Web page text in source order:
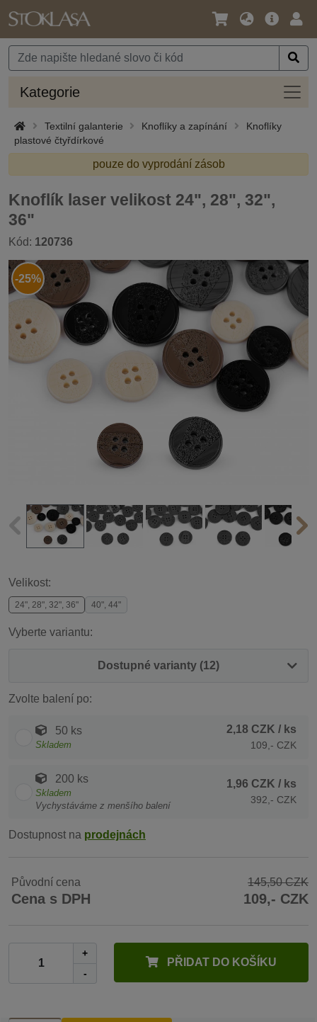
Jazyk
Měna
Hlavní
Kategorie
Textilní galanterie Knoflíky a zapínání
Knoflíky
plastové čtyřdírkové
pouze do vyprodání zásob
Knoflík laser velikost 24", 28", 32",
36"
Kód: 120736
-25%
Velikost:
24", 28", 32", 36" 40", 44"
Vyberte variantu:
Dostupné varianty (12)
Zvolte balení po:
50 ks
Skladem
2,18 CZK / ks
109,- CZK
200 ks
Skladem
Vychystáváme z menšího balení
1,96 CZK / ks
392,- CZK
Dostupnost na prodejnách
Původní cena 145,50 CZK
Cena s DPH 109,- CZK
+
-
PŘIDAT DO KOŠÍKU